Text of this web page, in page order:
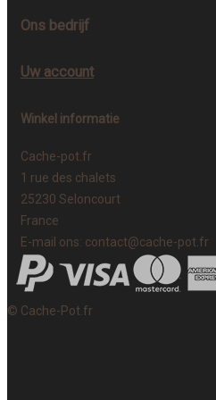
Ons bedrijf
Uw account
Winkel informatie
Cache-pot.fr
1 rue des chalets
25230 Seloncourt
France
E-mail ons: contact@cache-pot.fr
© Cache-Pot.fr